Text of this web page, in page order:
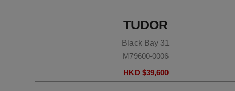
TUDOR
Black Bay 31
M79600-0006
HKD $39,600